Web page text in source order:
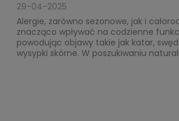
29-04-2025
Alergie, zarówno sezonowe, jak i
znacząco wpływać na codzienne
powodując objawy takie jak katar,
wysypki skórne. W poszukiwaniu